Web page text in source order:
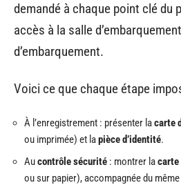
demandé à chaque point clé du
accès à la salle
d’embarquement.
Voici ce que chaque étape
À l’enregistrement : présenter lacarte
ou imprimée) et lapièce d’identité.
Aucontrôle sécurité : montrer lacarte
ou sur papier), accompagnée du